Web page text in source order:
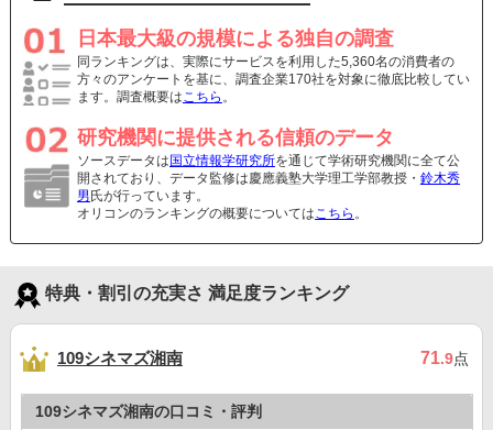
日本最大級の規模による独自の調査
同ランキングは、実際にサービスを利用した5,360名の消費者の
方々のアンケートを基に、調査企業170社を対象に徹底比較してい
ます。調査概要はこちら 。
研究機関に提供される信頼のデータ
ソースデータは 国立情報学研究所を通じて学術研究機関に全て公
開されており、データ監修は慶應義塾大学理工学部教授・ 鈴木秀
男 氏が行っています。
オリコンのランキングの概要についてはこちら 。
特典・割引の充実さ 満足度ランキング
109シネマズ湘南 71.9点
109シネマズ湘南の口コミ・評判